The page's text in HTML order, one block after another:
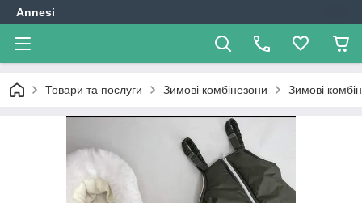
Annesi
Товари та послуги Зимові комбінезони Зимові